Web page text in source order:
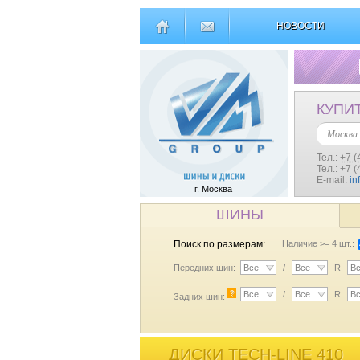
НОВОСТИ
г. Москва
Москва
Тел.: +7
Тел.: +7
E-mail:
ШИНЫ
Поиск по размерам: Наличие >= 4 шт.:
Передних шин: Все / Все R
Задних шин: ? Все / Все R
ДИСКИ TECH-LINE 410